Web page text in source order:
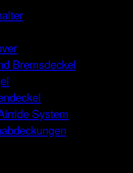
Bremsdeckel
System